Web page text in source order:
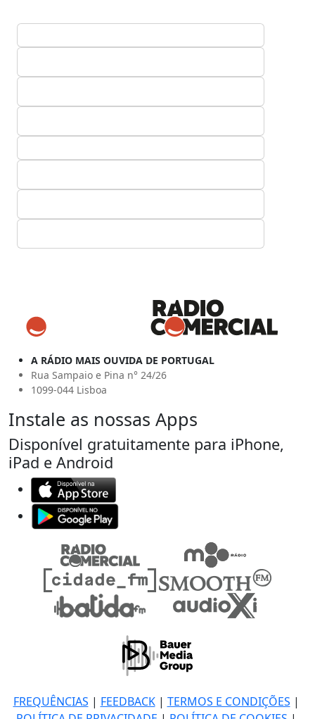
A RÁDIO MAIS OUVIDA DE PORTUGAL
Rua Sampaio e Pina n° 24/26
1099-044 Lisboa
Instale as nossas Apps
Disponível gratuitamente para iPhone,
iPad e Android
FREQUÊNCIAS | FEEDBACK| TERMOS E CONDIÇÕES |